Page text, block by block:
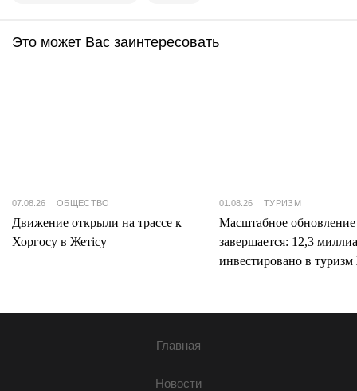
Это может Вас заинтересовать
07.08.26 ОБЩЕСТВО
Движение открыли на трассе к
Хоргосу в Жетісу
01.08.26 ТУРИЗМ
Масштабное
завершается: 12,3
инвестировано в туризм
Главная
Новости